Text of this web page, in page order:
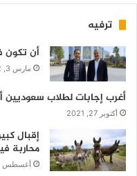
ترفيه
أن تكون
مارس 3, 2022
أغرب إجابات لطلاب سعوديين
أكتوبر 27, 2021
إقبال
محاربة
أغسطس 24, 2021